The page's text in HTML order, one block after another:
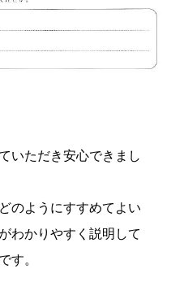
いただき安心できまし
のようにすすめてよい
わかりやすく説明して
す。